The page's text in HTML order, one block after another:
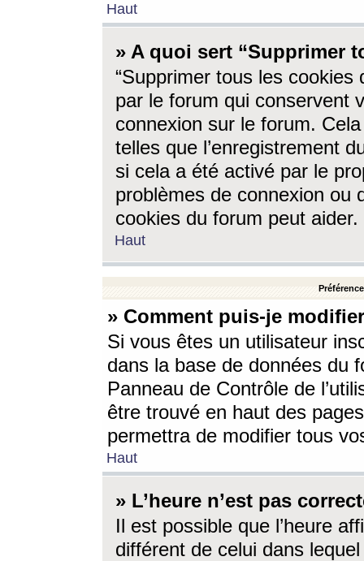
Haut
» A quoi sert “Supprimer
“Supprimer tous les cookies
par le forum qui conservent
connexion sur le forum.
telles que l’enregistrement
si cela a été activé par le
problèmes de connexion ou
cookies du forum peut aider.
Haut
» Comment puis-je
Si vous êtes un utilisateur
dans la base de données du
Panneau de Contrôle de
être trouvé en haut des
permettra de modifier tous
Haut
» L’heure n’est pas
Il est possible que l’heure
différent de celui dans